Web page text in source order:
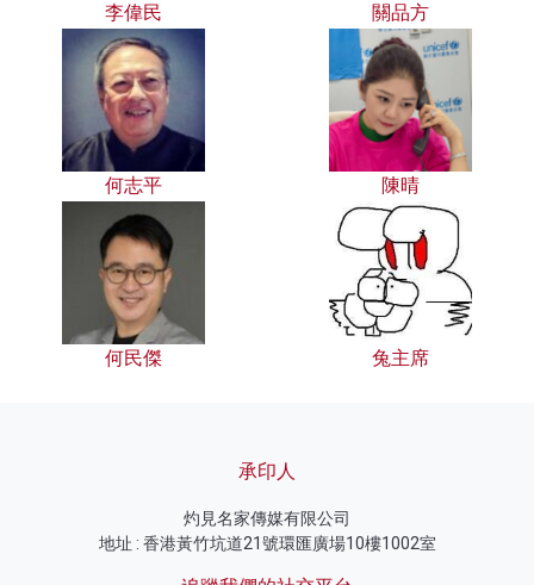
李偉民 關品方
何志平 陳晴
何民傑 兔主席
承印人
灼見名家傳媒有限公司
地址 : 香港黃竹坑道21號環匯廣場10樓1002室